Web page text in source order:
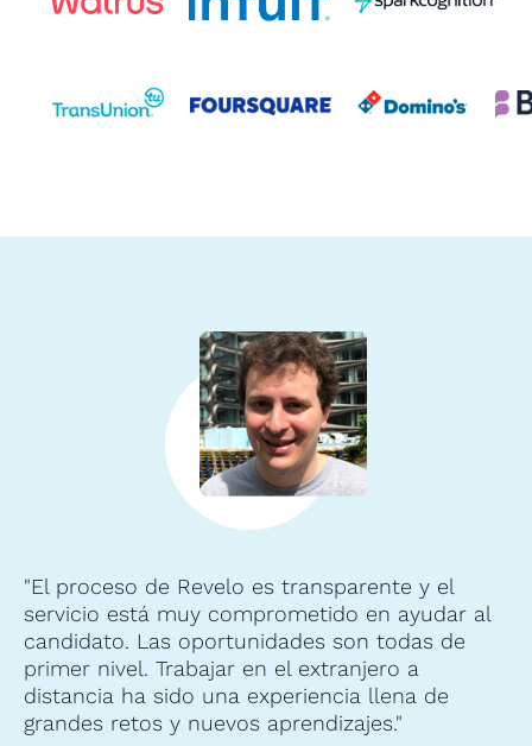
"El proceso de Revelo es transparente y el
servicio está muy comprometido en ayudar al
candidato. Las oportunidades son todas de
primer nivel. Trabajar en el extranjero a
distancia ha sido una experiencia llena de
grandes retos y nuevos aprendizajes."